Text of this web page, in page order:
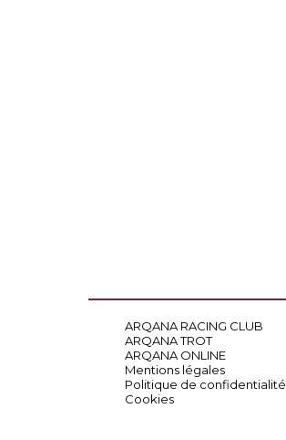
ARQANA RACING CLUB
ARQANA TROT
ARQANA ONLINE
Mentions légales
Politique de confidentialité
Cookies